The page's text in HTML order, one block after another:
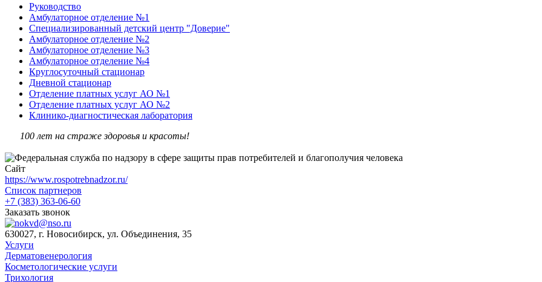
Руководство
Амбулаторное отделение №1
Специализированный детский центр "Доверие"
Амбулаторное отделение №2
Амбулаторное отделение №3
Амбулаторное отделение №4
Круглосуточный стационар
Дневной стационар
Отделение платных услуг АО №1
Отделение платных услуг АО №2
Клинико-диагностическая лаборатория
100 лет на страже здоровья и красоты!
Сайт
https://www.rospotrebnadzor.ru/
Список партнеров
+7 (383) 363-06-60
Заказать звонок
630027, г. Новосибирск, ул. Объединения, 35
Услуги
Дерматовенерология
Косметологические услуги
Трихология